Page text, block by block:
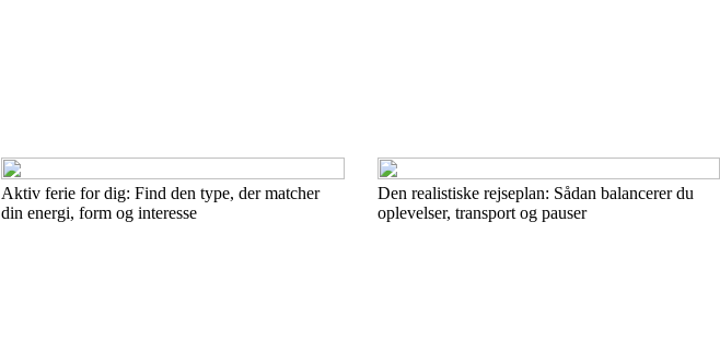
Aktiv ferie for dig: Find den type, der matcher
din energi, form og interesse
Den realistiske rejseplan: Sådan balancerer du
oplevelser, transport og pauser